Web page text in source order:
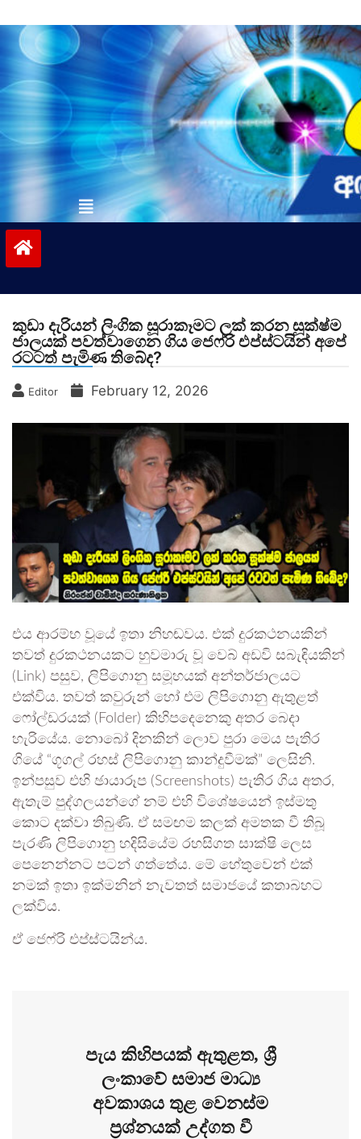
to
contentvinivida.lk
කුඩා දැරියන් ලිංගික සූරාකෑමට ලක් කරන සූක්ෂ්ම
ජාලයක් පවත්වාගෙන ගිය ජෙෆ්රි එප්ස්ටයින් අපේ
රටටත් පැමිණ තිබේද?
Editor February 12, 2026
එය ආරම්භ වූයේ ඉතා නිහඬවය. එක් දුරකථනයකින්
තවත් දුරකථනයකට හුවමාරු වූ වෙබ් අඩවි සබැඳියකින්
(Link) පසුව, ලිපිගොනු සමූහයක් අන්තර්ජාලයට
එක්විය. තවත් කවුරුන් හෝ එම ලිපිගොනු ඇතුළත්
ෆෝල්ඩරයක් (Folder) කිහිපදෙනෙකු අතර බෙදා
හැරියේය. නොබෝ දිනකින් ලොව පුරා මෙය පැතිර
ගියේ “ගූගල් රහස් ලිපිගොනු කාන්දුවීමක්” ලෙසිනි.
ඉන්පසුව එහි ඡායාරූප (Screenshots) පැතිර ගිය අතර,
ඇතැම් පුද්ගලයන්ගේ නම් එහි විශේෂයෙන් ඉස්මතු
කොට දක්වා තිබුණි. ඒ සමඟම කලක් අමතක වී තිබූ
පැරණි ලිපිගොනු හදිසියේම රහසිගත සාක්ෂි ලෙස
පෙනෙන්නට පටන් ගත්තේය. මේ හේතුවෙන් එක්
නමක් ඉතා ඉක්මනින් නැවතත් සමාජයේ කතාබහට
ලක්විය.
ඒ ජෙෆ්රි එප්ස්ටයින්ය.
පැය කිහිපයක් ඇතුළත, ශ්‍රී
ලංකාවේ සමාජ මාධ්‍ය
අවකාශය තුළ වෙනස්ම
ප්‍රශ්නයක් උද්ගත වී